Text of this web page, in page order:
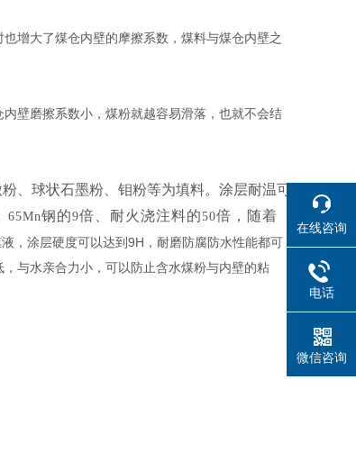
增大了煤仓内壁的摩擦系数，煤料与煤仓内壁之
壁磨擦系数小，煤粉就越容易滑落，也就不会结
、球状石墨粉、钼粉等为填料。涂层耐温可
65Mn钢的9倍、耐火浇注料的50倍，随着
，涂层硬度可以达到 9H ，耐磨防腐防水性能都可
与水亲合力小，可以防止含水煤粉与内壁的粘
在线咨询
电话
微信咨询